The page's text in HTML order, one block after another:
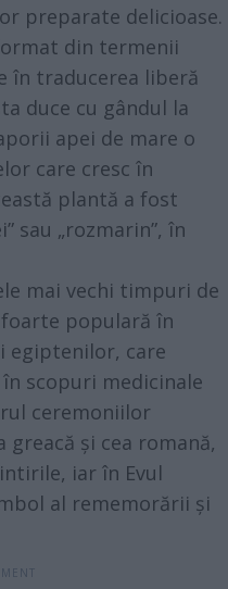
preparate delicioase.
din termenii
în traducerea liberă
duce cu gândul la
apei de mare o
care cresc în
plantă a fost
sau „rozmarin”, în
mai vechi timpuri de
populară în
egiptenilor, care
scopuri medicinale
ceremoniilor
și cea romană,
iar în Evul
al rememorării și